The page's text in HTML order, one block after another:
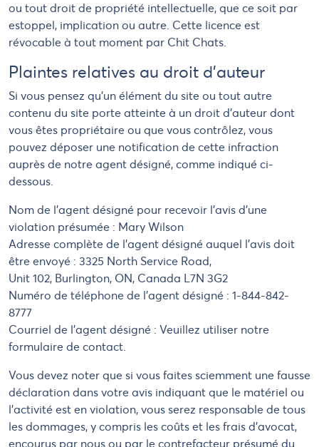
ou tout droit de propriété intellectuelle, que ce soit par
estoppel, implication ou autre. Cette licence est
révocable à tout moment par Chit Chats.
Plaintes relatives au droit d’auteur
Si vous pensez qu'un élément du site ou tout autre
contenu du site porte atteinte à un droit d'auteur dont
vous êtes propriétaire ou que vous contrôlez, vous
pouvez déposer une notification de cette infraction
auprès de notre agent désigné, comme indiqué ci-
dessous.
Nom de l'agent désigné pour recevoir l'avis d'une
violation présumée : Mary Wilson
Adresse complète de l'agent désigné auquel l'avis doit
être envoyé : 3325 North Service Road,
Unit 102, Burlington, ON, Canada L7N 3G2
Numéro de téléphone de l'agent désigné : 1-844-842-
8777
Courriel de l'agent désigné : Veuillez utiliser notre
formulaire de contact.
Vous devez noter que si vous faites sciemment une fausse
déclaration dans votre avis indiquant que le matériel ou
l'activité est en violation, vous serez responsable de tous
les dommages, y compris les coûts et les frais d'avocat,
encourus par nous ou par le contrefacteur présumé du